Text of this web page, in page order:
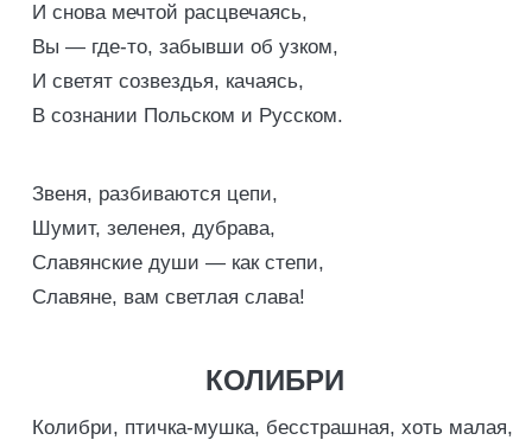
И снова мечтой расцвечаясь,
Вы — где-то, забывши об узком,
И светят созвездья, качаясь,
В сознании Польском и Русском.
Звеня, разбиваются цепи,
Шумит, зеленея, дубрава,
Славянские души — как степи,
Славяне, вам светлая слава!
КОЛИБРИ
Колибри, птичка-мушка, бесстрашная, хоть малая,